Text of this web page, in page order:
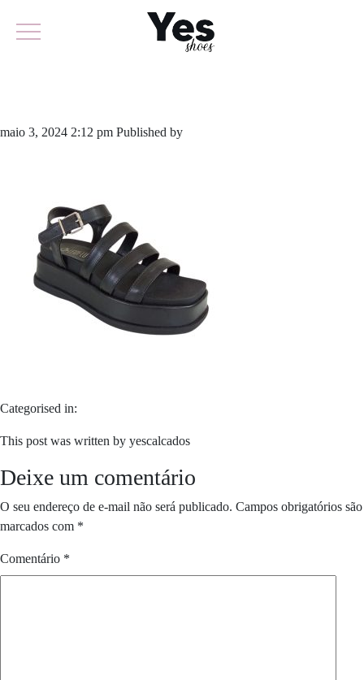
maio 3, 2024 2:12 pm Published by
Categorised in:
This post was written by yescalcados
Deixe um comentário
O seu endereço de e-mail não será publicado. Campos obrigatórios são
marcados com *
Comentário *